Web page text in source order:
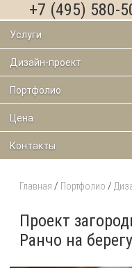
+7 (495) 580-
Услуги
Дизайн-проект
Портфолио
Цена
Контакты
Главная / Портфолио /
Проект
Ранчо на